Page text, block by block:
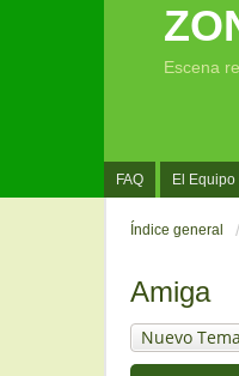
FAQ El Equipo
Escena
Índice general
Amiga
Nuevo Tema